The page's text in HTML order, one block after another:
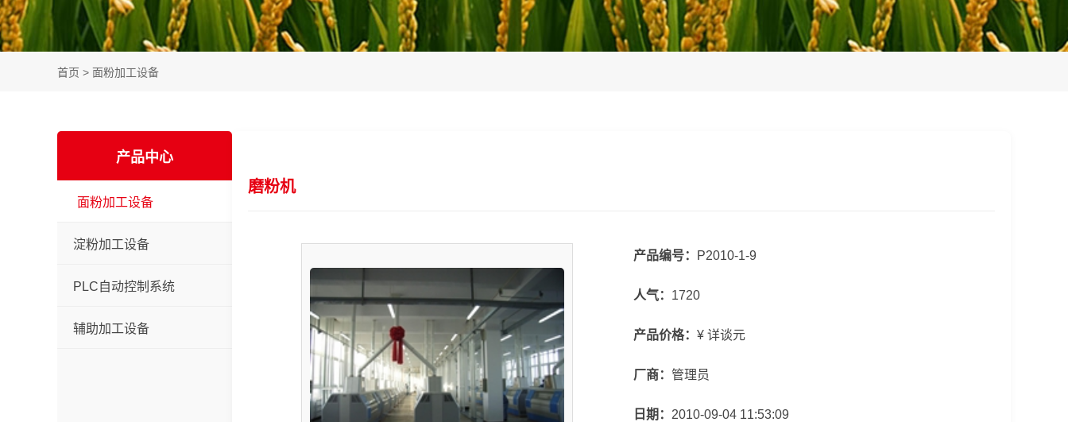
首页 > 面粉加工设备
产品中心
面粉加工设备
淀粉加工设备
PLC自动控制系统
辅助加工设备
磨粉机
产品编号： P2010-1-9
人气： 1720
产品价格： ¥ 详谈元
厂商： 管理员
日期： 2010-09-04 11:53:09